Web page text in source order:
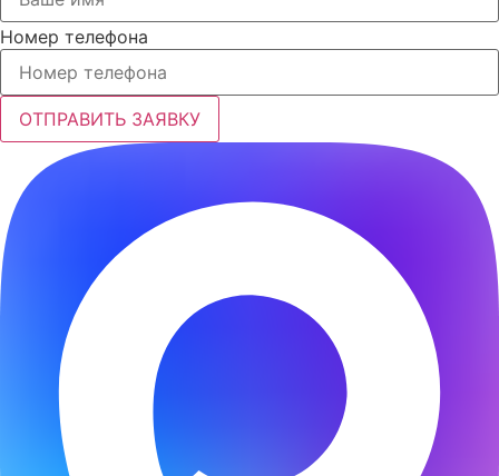
Номер телефона
ОТПРАВИТЬ ЗАЯВКУ